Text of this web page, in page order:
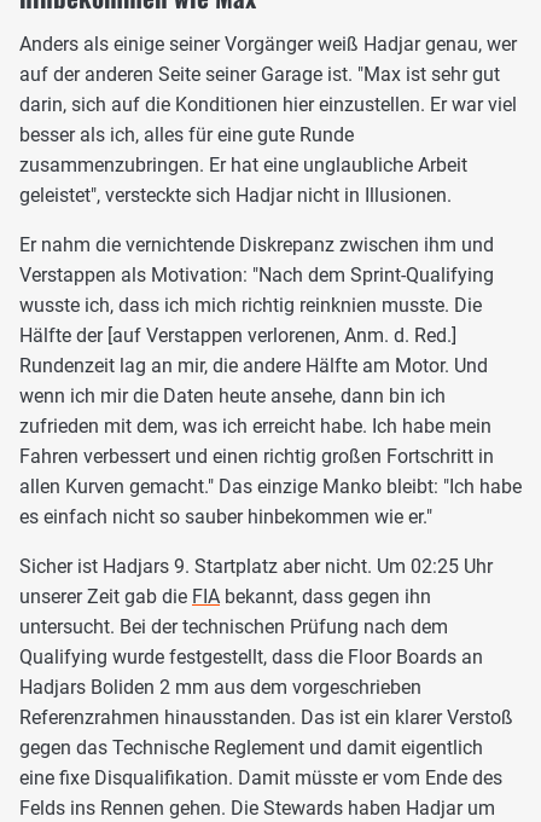
Anders als einige seiner Vorgänger weiß Hadjar genau, wer
auf der anderen Seite seiner Garage ist. "Max ist sehr gut
darin, sich auf die Konditionen hier einzustellen. Er war viel
besser als ich, alles für eine gute Runde
zusammenzubringen. Er hat eine unglaubliche Arbeit
geleistet", versteckte sich Hadjar nicht in Illusionen.
Er nahm die vernichtende Diskrepanz zwischen ihm und
Verstappen als Motivation: "Nach dem Sprint-Qualifying
wusste ich, dass ich mich richtig reinknien musste. Die
Hälfte der [auf Verstappen verlorenen, Anm. d. Red.]
Rundenzeit lag an mir, die andere Hälfte am Motor. Und
wenn ich mir die Daten heute ansehe, dann bin ich
zufrieden mit dem, was ich erreicht habe. Ich habe mein
Fahren verbessert und einen richtig großen Fortschritt in
allen Kurven gemacht." Das einzige Manko bleibt: "Ich habe
es einfach nicht so sauber hinbekommen wie er."
Sicher ist Hadjars 9. Startplatz aber nicht. Um 02:25 Uhr
unserer Zeit gab die FIA bekannt, dass gegen ihn
untersucht. Bei der technischen Prüfung nach dem
Qualifying wurde festgestellt, dass die Floor Boards an
Hadjars Boliden 2 mm aus dem vorgeschrieben
Referenzrahmen hinausstanden. Das ist ein klarer Verstoß
gegen das Technische Reglement und damit eigentlich
eine fixe Disqualifikation. Damit müsste er vom Ende des
Felds ins Rennen gehen. Die Stewards haben Hadjar um